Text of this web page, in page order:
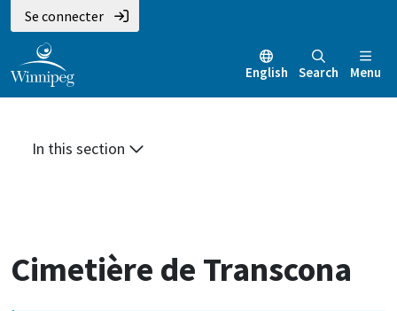
Aller
au
contenu
principal
Skip
to
main
menu
Skip
to
footer
Se connecter
English Search Menu
In this section
Cimetière de Transcona